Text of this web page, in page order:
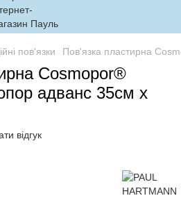
пов'язки Пов'язка пластирна
Cosmopor®
адванс 35см х
відгук